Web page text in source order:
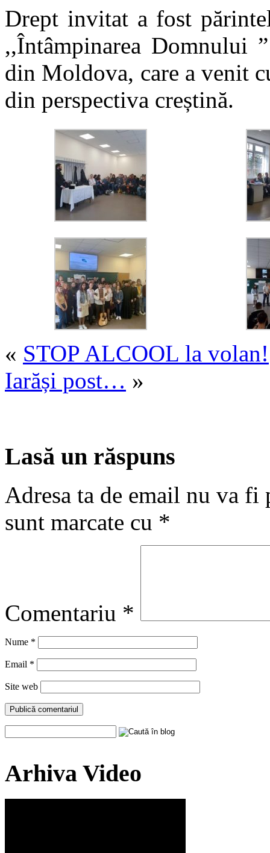
Drept invitat a fost
,,Întâmpinarea Domnului
din Moldova, care a venit
din perspectiva creștină.
« STOP ALCOOL la volan!
Iarăși post… »
Lasă un răspuns
Adresa ta de email nu va fi
sunt marcate cu *
Comentariu *
Nume *
Email *
Site web
Arhiva Video